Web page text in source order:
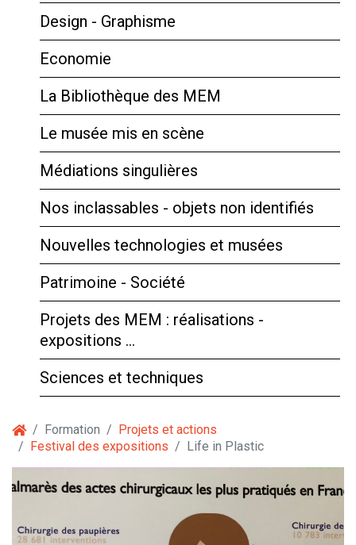
Design - Graphisme
Economie
La Bibliothèque des MEM
Le musée mis en scène
Médiations singulières
Nos inclassables - objets non identifiés
Nouvelles technologies et musées
Patrimoine - Société
Projets des MEM : réalisations -
expositions …
Sciences et techniques
Formation
Projets et actions
Festival des expositions
Life in Plastic